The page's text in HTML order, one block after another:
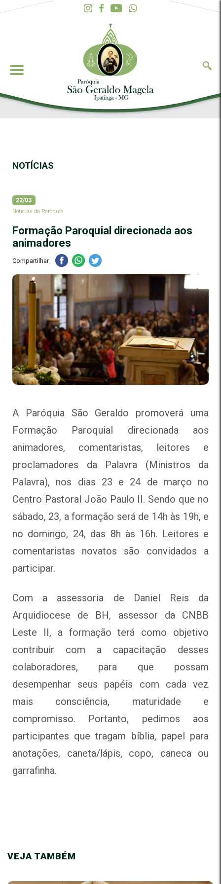
NOTÍCIAS
22/03
Notícias da Paróquia
Formação Paroquial direcionada aos
animadores
Compartilhar
A Paróquia São Geraldo promoverá uma
Formação Paroquial direcionada aos
animadores, comentaristas, leitores e
proclamadores da Palavra (Ministros da
Palavra), nos dias 23 e 24 de março no
Centro Pastoral João Paulo II. Sendo que no
sábado, 23, a formação será de 14h às 19h, e
no domingo, 24, das 8h às 16h. Leitores e
comentaristas novatos são convidados a
participar.
Com a assessoria de Daniel Reis da
Arquidiocese de BH, assessor da CNBB
Leste II, a formação terá como objetivo
contribuir com a capacitação desses
colaboradores, para que possam
desempenhar seus papéis com cada vez
mais consciência, maturidade e
compromisso. Portanto, pedimos aos
participantes que tragam bíblia, papel para
anotações, caneta/lápis, copo, caneca ou
garrafinha.
VEJA TAMBÉM